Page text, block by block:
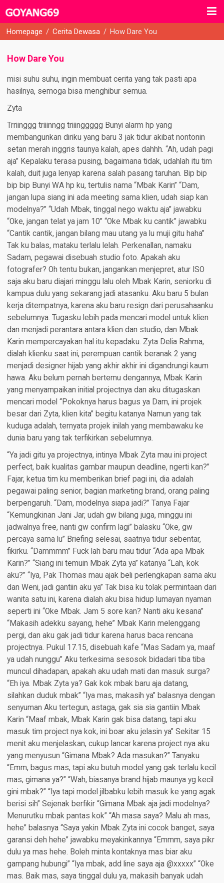
Homepage / Cerita Dewasa / How Dare You
How Dare You
misi suhu suhu, ingin membuat cerita yang tak pasti apa
hasilnya, semoga bisa menghibur semua.
Zyta
Trriinggg triiinngg triiinggggg Bunyi alarm hp yang
membangunkan diriku yang baru 3 jak tidur akibat nontonin
setan merah inggris taunya kalah, apes dahhh. “Ah, udah pagi
aja” Kepalaku terasa pusing, bagaimana tidak, udahlah itu tim
kalah, duit juga lenyap karena salah pasang taruhan. Bip bip
bip bip Bunyi WA hp ku, tertulis nama “Mbak Karin” “Dam,
jangan lupa siang ini ada meeting sama klien, udah siap kan
modelnya?” “Udah Mbak, tinggal nego waktu aja” jawabku
“Oke, jangan telat ya jam 10” “Oke Mbak ku cantik” jawabku
“Cantik cantik, jangan bilang mau utang ya lu muji gitu haha”
Tak ku balas, mataku terlalu lelah. Perkenallan, namaku
Sadam, pegawai disebuah studio foto. Apakah aku
fotografer? Oh tentu bukan, jangankan menjepret, atur ISO
saja aku baru diajari minggu lalu oleh Mbak Karin, seniorku di
kampua dulu yang sekarang jadi atasanku. Aku baru 5 bulan
kerja ditempatnya, karena aku baru resign dari perusahaanku
sebelumnya. Tugasku lebih pada mencari model untuk klien
dan menjadi perantara antara klien dan studio, dan Mbak
Karin mempercayakan hal itu kepadaku. Zyta Delia Rahma,
dialah klienku saat ini, perempuan cantik beranak 2 yang
menjadi designer hijab yang akhir akhir ini digandrungi kaum
hawa. Aku belum pernah bertemu dengannya, Mbak Karin
yang menyampaikan initial projectnya dan aku ditugaskan
mencari model “Pokoknya harus bagus ya Dam, ini projek
besar dari Zyta, klien kita” begitu katanya Namun yang tak
kuduga adalah, ternyata projek inilah yang membawaku ke
dunia baru yang tak terfikirkan sebelumnya.
“Ya jadi gitu ya projectnya, intinya Mbak Zyta mau ini project
perfect, baik kualitas gambar maupun deadline, ngerti kan?”
Fajar, ketua tim ku memberikan brief pagi ini, dia adalah
pegawai paling senior, bagian marketing brand, orang paling
berpengaruh. “Dam, modelnya siapa jadi?” Tanya Fajar
“Kemungkinan Jani Jar, udah gw bilang juga, minggu ini
jadwalnya free, nanti gw confirm lagi” balasku “Oke, gw
percaya sama lu” Briefing selesai, saatnya tidur sebentar,
fikirku. “Dammmm” Fuck lah baru mau tidur “Ada apa Mbak
Karin?” “Siang ini temuin Mbak Zyta ya” katanya “Lah, kok
aku?” “Iya, Pak Thomas mau ajak beli perlengkapan sama aku
dan Weni, jadi gantiin aku ya” Tak bisa ku tolak permintaan dari
wanita satu ini, karena dialah aku bisa hidup lumayan nyaman
seperti ini “Oke Mbak. Jam 5 sore kan? Nanti aku kesana”
“Makasih adekku sayang, hehe” Mbak Karin melenggang
pergi, dan aku gak jadi tidur karena harus baca rencana
projectnya. Pukul 17.15, disebuah kafe “Mas Sadam ya, maaf
ya udah nunggu” Aku terkesima sesosok bidadari tiba tiba
muncul dihadapan, apakah aku udah mati dan masuk surga?
“Eh iya. Mbak Zyta ya? Gak kok mbak baru aja datang,
silahkan duduk mbak” “Iya mas, makasih ya” balasnya dengan
senyuman Aku tertegun, astaga, gak sia sia gantiin Mbak
Karin “Maaf mbak, Mbak Karin gak bisa datang, tapi aku
masuk tim project nya kok, ini boar aku jelasin ya” Sekitar 15
menit aku menjelaskan, cukup lancar karena project nya aku
yang menyusun “Gimana Mbak? Ada masukan?” Tanyaku
“Emm, bagus mas, tapi aku butuh model yang gak terlalu kecil
mas, gimana ya?” “Wah, biasanya brand hijab maunya yg kecil
gini mbak?” “Iya tapi model jilbabku lebih masuk ke yang agak
berisi sih” Sejenak berfikir “Gimana Mbak aja jadi modelnya?
Menurutku mbak pantas kok” “Ah masa saya? Malu ah mas,
hehe” balasnya “Saya yakin Mbak Zyta ini cocok banget, saya
garansi deh hehe” jawabku meyakinkannya “Emmm, saya pikr
dulu ya mas hehe. Boleh minta kontaknya mas biar aku
gampang hubungi” “Iya mbak, add line saya aja @xxxxx” “Oke
mas. Baik mas, saya tinggal dulu ya, makasih banyak udah